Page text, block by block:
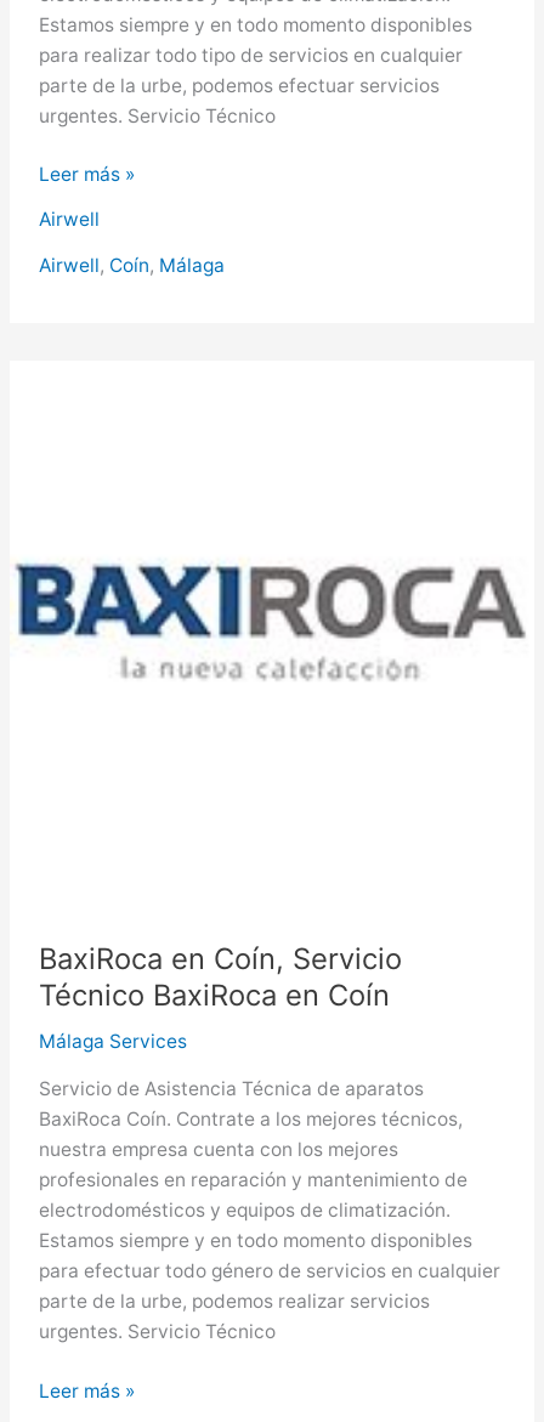
Estamos siempre y en todo momento disponibles
para realizar todo tipo de servicios en cualquier
parte de la urbe, podemos efectuar servicios
urgentes. Servicio Técnico
Airwell
Coín,
Servicio
Leer más »
Airwell
Airwell, Coín, Málaga
BaxiRoca en Coín, Servicio
Técnico BaxiRoca en Coín
Málaga Services
Servicio de Asistencia Técnica de aparatos
BaxiRoca Coín. Contrate a los mejores técnicos,
nuestra empresa cuenta con los mejores
profesionales en reparación y mantenimiento de
electrodomésticos y equipos de climatización.
Estamos siempre y en todo momento disponibles
para efectuar todo género de servicios en cualquier
parte de la urbe, podemos realizar servicios
urgentes. Servicio Técnico
BaxiRoca
Leer más »